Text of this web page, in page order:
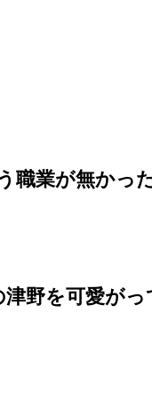
職業が無かっ
野を可愛がっ